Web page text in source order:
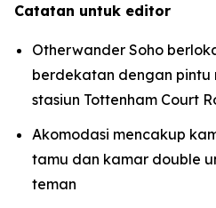
Catatan untuk editor
Otherwander Soho
berdekatan dengan pintu
stasiun Tottenham Court
Akomodasi mencakup
tamu dan kamar double
teman